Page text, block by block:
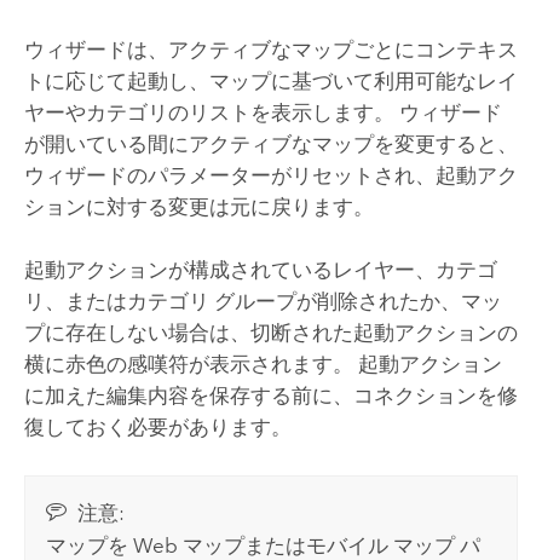
ウィザードは、アクティブなマップごとにコンテキス
トに応じて起動し、マップに基づいて利用可能なレイ
ヤーやカテゴリのリストを表示します。 ウィザード
が開いている間にアクティブなマップを変更すると、
ウィザードのパラメーターがリセットされ、起動アク
ションに対する変更は元に戻ります。
起動アクションが構成されているレイヤー、カテゴ
リ、またはカテゴリ グループが削除されたか、マッ
プに存在しない場合は、切断された起動アクションの
横に赤色の感嘆符が表示されます。 起動アクション
に加えた編集内容を保存する前に、コネクションを修
復しておく必要があります。
注意:
マップを Web マップまたはモバイル マップ パ